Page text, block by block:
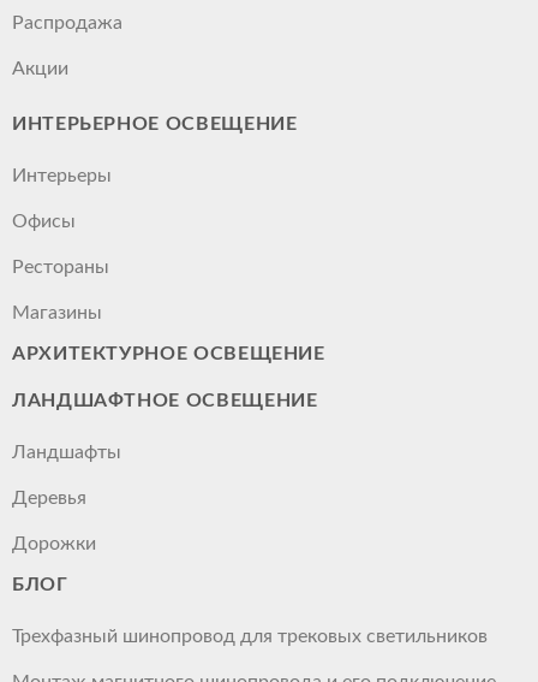
Распродажа
Акции
ИНТЕРЬЕРНОЕ ОСВЕЩЕНИЕ
Интерьеры
Офисы
Рестораны
Магазины
АРХИТЕКТУРНОЕ ОСВЕЩЕНИЕ
ЛАНДШАФТНОЕ ОСВЕЩЕНИЕ
Ландшафты
Деревья
Дорожки
БЛОГ
Трехфазный шинопровод для трековых светильников